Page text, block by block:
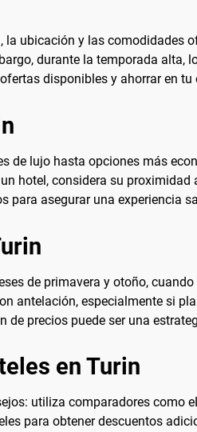
ubicación y las comodidades
durante la temporada alta,
disponibles y ahorrar en tu
lujo hasta opciones más
hotel, considera su
para asegurar una experiencia
de primavera y otoño,
antelación, especialmente si
precios puede ser una
en Turin
utiliza comparadores como
para obtener descuentos